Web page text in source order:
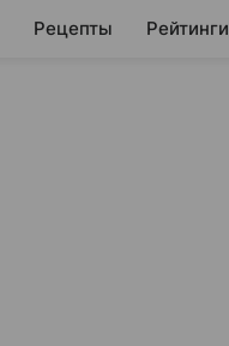
Рецепты Рейтинги